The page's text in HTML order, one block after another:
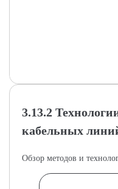
3.13.2
кабельных
Обзор методов и